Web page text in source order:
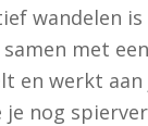
wandelen is
met
en werkt aan
je nog